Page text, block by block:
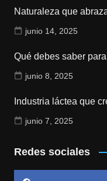
Naturaleza que
junio 14, 2025
Qué debes saber
junio 8, 2025
Industria láctea que
junio 7, 2025
Redes sociales